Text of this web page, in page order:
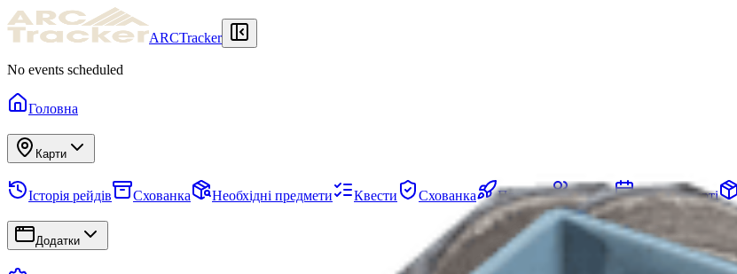
ARCTracker
No events scheduled
Головна
Карти
Історія рейдів Схованка Необхідні предмети Квести Схованка Проєкти Загони Події на карті
Додатки